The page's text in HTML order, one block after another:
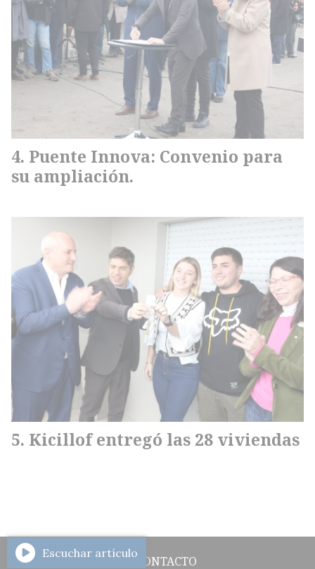
Puente Innova: Convenio para
su ampliación.
Kicillof entregó las 28 viviendas
CONTACTO
Escuchar artículo